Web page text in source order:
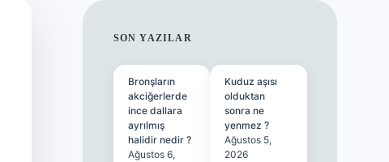
SIDEBAR
SON YAZILAR
Bronşların
akciğerlerde
ince dallara
ayrılmış
halidir nedir ?
Ağustos 6,
Kuduz aşısı
olduktan
sonra ne
yenmez ?
Ağustos 5,
2026
hiltonbet giriş